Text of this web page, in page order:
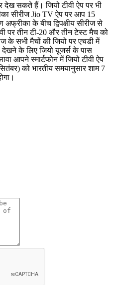
देख सकते हैं। जियो टीवी ऐप पर भी
सीरीज Jio TV ऐप पर आप 15
के बीच द्विपक्षीय सीरीज से
पर तीन टी-20 और तीन टेस्ट मैच को
के सभी मैचों की जियो पर एचडी में
देखने के लिए जियो यूजर्स के पास
आपने स्मार्टफोन में जियो टीवी ऐप
को भारतीय समयानुसार शाम 7